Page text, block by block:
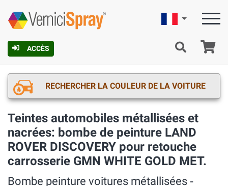
ACCÈS
Française
RECHERCHER LA COULEUR DE LA VOITURE
Teintes automobiles métallisées et
nacrées: bombe de peinture LAND
ROVER DISCOVERY pour retouche
carrosserie GMN WHITE GOLD MET.
Bombe peinture voitures métallisées ‐